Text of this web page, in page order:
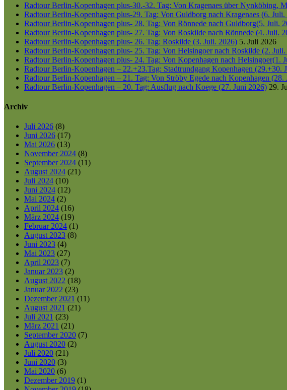
Radtour Berlin-Kopenhagen plus-30.-32. Tag: Von Kragenaes über Nynköbing,
Radtour Berlin-Kopenhagen plus-29. Tag: Von Guldborg nach Kragenaes (6. Juli.
Radtour Berlin-Kopenhagen plus- 28. Tag: Von Rönnede nach Guldborg(5. Juli.
Radtour Berlin-Kopenhagen plus- 27. Tag: Von Roskilde nach Rönnede (4. Juli.
Radtour Berlin-Kopenhagen plus- 26. Tag: Roskilde (3. Juli. 2026) 5. Juli 2026
Radtour Berlin-Kopenhagen plus- 25. Tag: Von Helsingoer nach Roskilde (2.
Radtour Berlin-Kopenhagen plus- 24. Tag: Von Kopenhagen nach Helsingoer(1.
Radtour Berlin-Kopenhagen – 22.+23.Tag: Stadtrundgang Kopenhagen (29.+30.
Radtour Berlin-Kopenhagen – 21. Tag: Von Ströby Egede nach Kopenhagen (28.
Radtour Berlin-Kopenhagen – 20. Tag: Ausflug nach Koege (27. Juni 2026) 29.
Archiv
Juli 2026 (8)
Juni 2026 (17)
Mai 2026 (13)
November 2024 (8)
September 2024 (11)
August 2024 (21)
Juli 2024 (10)
Juni 2024 (12)
Mai 2024 (2)
April 2024 (16)
März 2024 (19)
Februar 2024 (1)
August 2023 (8)
Juni 2023 (4)
Mai 2023 (27)
April 2023 (7)
Januar 2023 (2)
August 2022 (18)
Januar 2022 (23)
Dezember 2021 (11)
August 2021 (21)
Juli 2021 (23)
März 2021 (21)
September 2020 (7)
August 2020 (2)
Juli 2020 (21)
Juni 2020 (3)
Mai 2020 (6)
Dezember 2019 (1)